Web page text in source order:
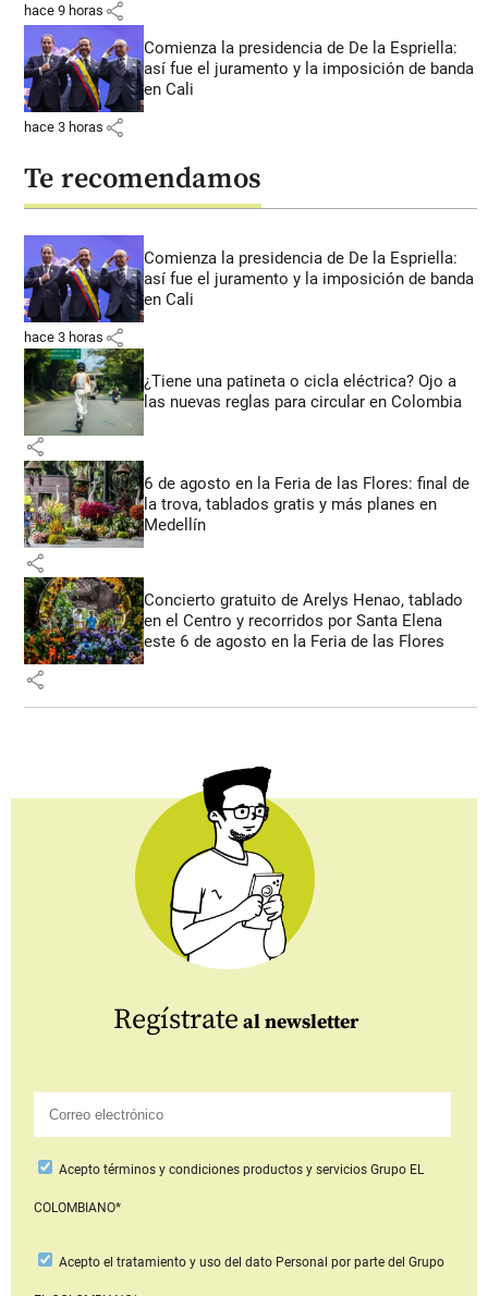
hace 9 horas share
Comienza la presidencia de De la Espriella:
así fue el juramento y la imposición de banda
en Cali
hace 3 horas share
Te recomendamos
Comienza la presidencia de De la Espriella:
así fue el juramento y la imposición de banda
en Cali
hace 3 horas share
¿Tiene una patineta o cicla eléctrica? Ojo a
las nuevas reglas para circular en Colombia
share
6 de agosto en la Feria de las Flores: final de
la trova, tablados gratis y más planes en
Medellín
share
Concierto gratuito de Arelys Henao, tablado
en el Centro y recorridos por Santa Elena
este 6 de agosto en la Feria de las Flores
share
Regístrate al newsletter
Aceptotérminos y condiciones productos y serviciosGrupo EL
COLOMBIANO*
Acepto el tratamiento y uso del dato Personal por parte del Grupo